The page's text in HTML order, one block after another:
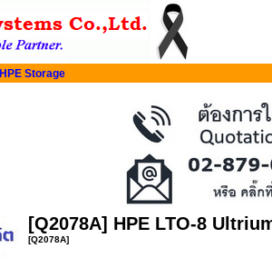
HPE Storage
[Q2078A] HPE LTO‑8
[Q2078A]